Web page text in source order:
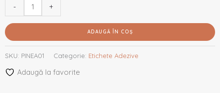
- +
ADAUGĂ ÎN COȘ
SKU: PINEA01 Categorie: Etichete Adezive
Adaugă la favorite